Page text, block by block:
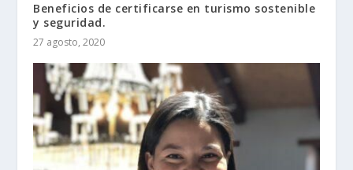
Beneficios de certificarse en turismo sostenible
y seguridad.
27 agosto, 2020